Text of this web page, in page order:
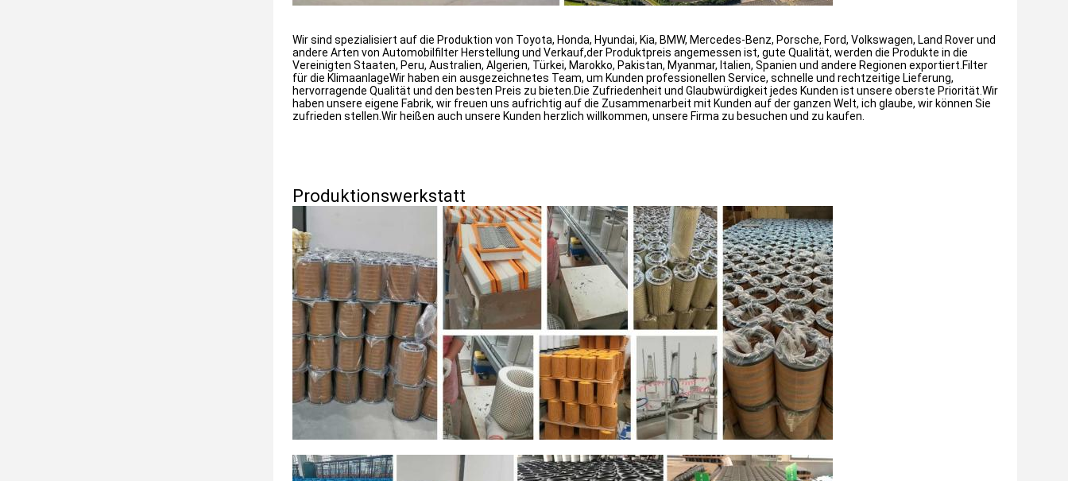
Wir sind spezialisiert auf die Produktion von Toyota, Honda, Hyundai, Kia, BMW, Mercedes-Benz, Porsche, Ford, Volkswagen, Land Rover und
andere Arten von Automobilfilter Herstellung und Verkauf,der Produktpreis angemessen ist, gute Qualität, werden die Produkte in die
Vereinigten Staaten, Peru, Australien, Algerien, Türkei, Marokko, Pakistan, Myanmar, Italien, Spanien und andere Regionen exportiert.Filter
für die KlimaanlageWir haben ein ausgezeichnetes Team, um Kunden professionellen Service, schnelle und rechtzeitige Lieferung,
hervorragende Qualität und den besten Preis zu bieten.Die Zufriedenheit und Glaubwürdigkeit jedes Kunden ist unsere oberste Priorität.Wir
haben unsere eigene Fabrik, wir freuen uns aufrichtig auf die Zusammenarbeit mit Kunden auf der ganzen Welt, ich glaube, wir können Sie
zufrieden stellen.Wir heißen auch unsere Kunden herzlich willkommen, unsere Firma zu besuchen und zu kaufen.
Produktionswerkstatt